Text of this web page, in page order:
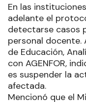
En las
adelante el
detectarse casos
personal docente.
de Educación,
con AGENFOR,
es suspender la
afectada.
Mencionó que el